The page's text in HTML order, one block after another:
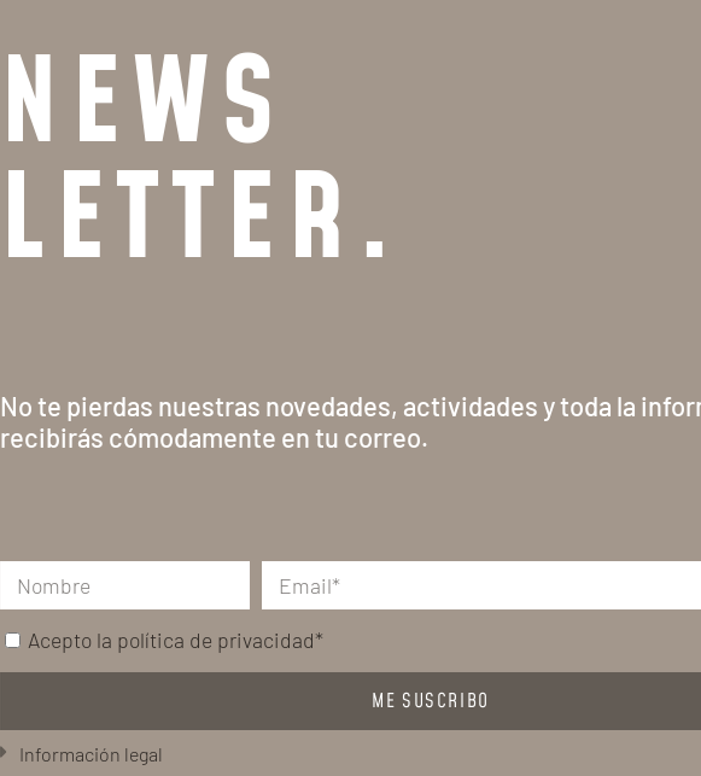
NEWS
LETTER.
No te pierdas nuestras novedades, actividades y toda la
recibirás cómodamente en tu correo.
Acepto la política de privacidad*
ME SUSCRIBO
Información legal